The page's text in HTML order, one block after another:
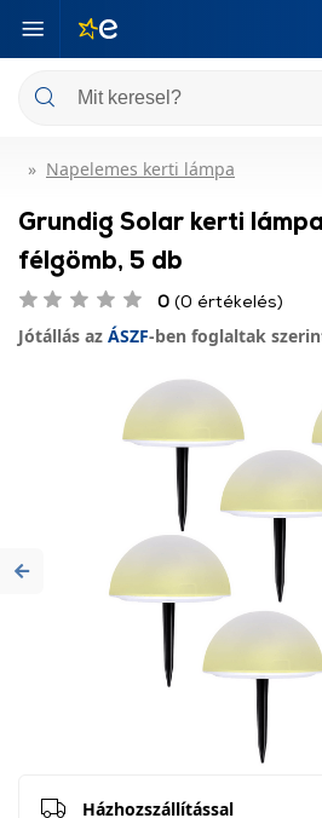
Napelemes kerti lámpa
Grundig Solar kerti
félgömb, 5 db
0 (0 értékelés)
Jótállás az ÁSZF-ben foglaltak
Previous
Házhozszállítással